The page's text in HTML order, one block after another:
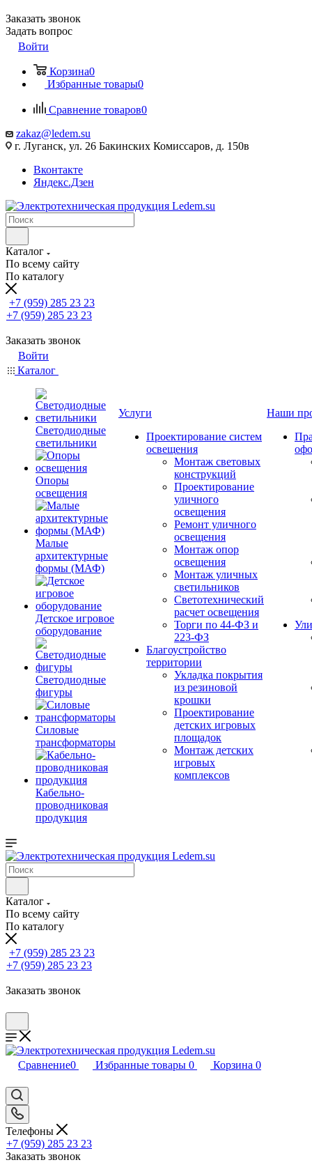
Заказать звонок
Задать вопрос
Войти
Корзина0
Избранные товары0
Сравнение товаров0
zakaz@ledem.su
г. Луганск, ул. 26 Бакинских Комиссаров, д. 150в
Вконтакте
Яндекс.Дзен
Каталог
По всему сайту
По каталогу
+7 (959) 285 23 23
+7 (959) 285 23 23
Заказать звонок
Войти
Каталог
Светодиодные
светильники
Опоры
освещения
Малые
архитектурные
формы (МАФ)
Детское игровое
оборудование
Светодиодные
фигуры
Силовые
трансформаторы
Кабельно-
проводниковая
продукция
Услуги
Проектирование систем
освещения
Монтаж световых
конструкций
Проектирование
уличного
освещения
Ремонт уличного
освещения
Монтаж опор
освещения
Монтаж уличных
светильников
Светотехнический
расчет освещения
Торги по 44-ФЗ и
223-ФЗ
Благоустройство
территории
Укладка покрытия
из резиновой
крошки
Проектирование
детских игровых
площадок
Монтаж детских
игровых
комплексов
Наши
Каталог
По всему сайту
По каталогу
+7 (959) 285 23 23
+7 (959) 285 23 23
Заказать звонок
Сравнение0 Избранные товары 0 Корзина 0
Телефоны
+7 (959) 285 23 23
Заказать звонок